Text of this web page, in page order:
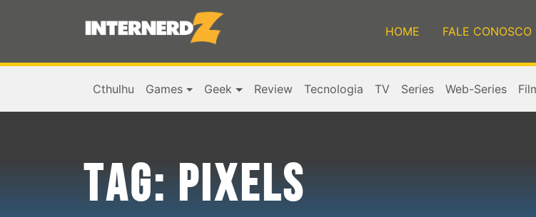
HOME FALE CONOSCO
Cthulhu Games Geek Review Tecnologia TV Series Web-Series
TAG:PIXELS